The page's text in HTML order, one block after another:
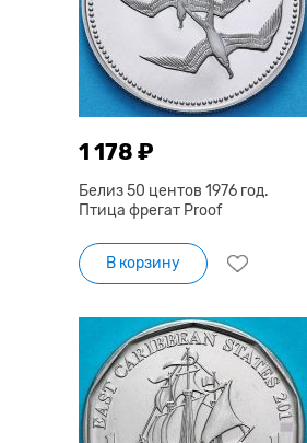
1 178 ₽
Белиз 50 центов 1976 год.
Птица фрегат Proof
В корзину